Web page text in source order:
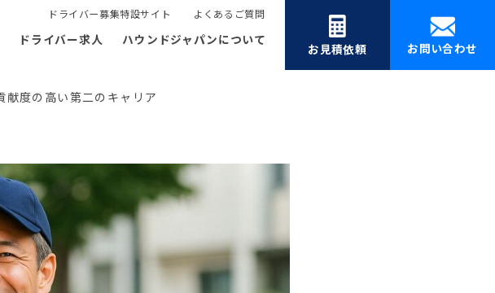
ドライバー募集特設サイト よくあるご質問
ドライバー求人 ハウンドジャパンについて
お見積依頼 お問い合わせ
度の高い第二のキャリア